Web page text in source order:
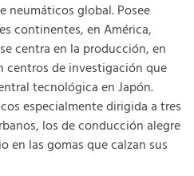
neumáticos global. Posee
continentes, en América,
centra en la producción, en
de investigación que
tecnológica en Japón.
especialmente dirigida a tres
los de conducción alegre
en las gomas que calzan sus